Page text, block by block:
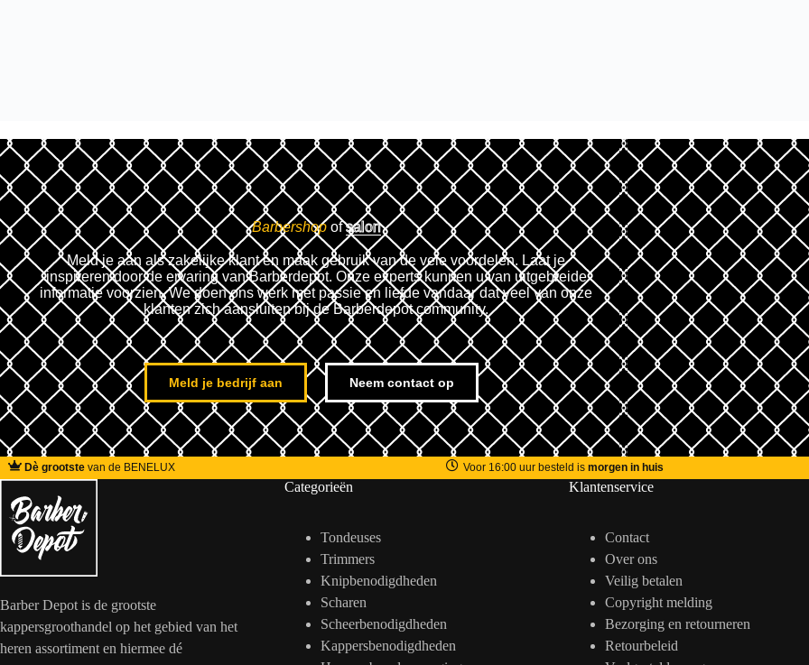
Barbershop of salon
Meld je aan als zakelijke klant en maak gebruik van de vele voordelen. Laat je
inspireren door de ervaring van Barberdepot. Onze experts kunnen u van uitgebreide
informatie voorzien. We doen ons werk met passie en liefde vandaar dat veel van onze
klanten zich aansluiten bij de Barberdepot community.
Meld je bedrijf aan Neem contact op
Dè grootste van de BENELUX Voor 16:00 uur besteld ismorgen in huis
Barber Depot is de grootste
kappersgroothandel op het gebied van het
heren assortiment en hiermee dé
Categorieën
Tondeuses
Trimmers
Knipbenodigdheden
Scharen
Scheerbenodigdheden
Kappersbenodigdheden
Klantenservice
Contact
Over ons
Veilig betalen
Copyright melding
Bezorging en retourneren
Retourbeleid